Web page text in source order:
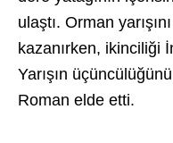
ulaştı. Orman
kazanırken, ikinciliği
Yarışın
Roman elde etti.